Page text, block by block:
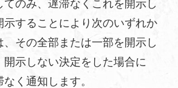
のみ、遅滞なくこれを開示し
示することにより次のいずれか
その全部または一部を開示し
開示しない決定をした場合に
く通知します。